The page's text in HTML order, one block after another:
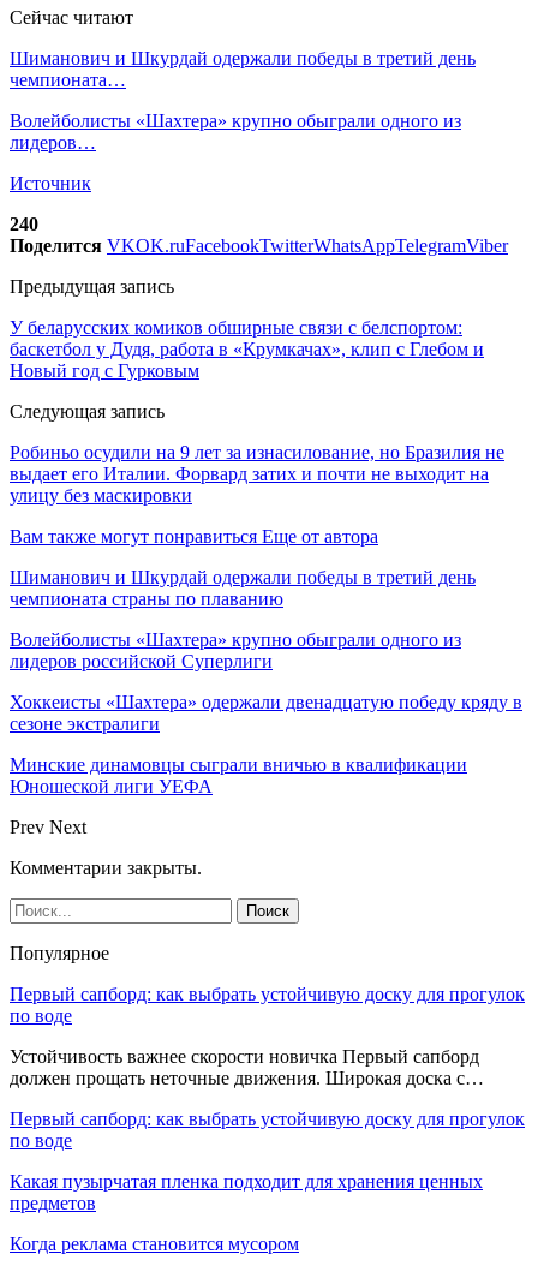
Сейчас читают
Шиманович и Шкурдай одержали победы в третий день
чемпионата…
Волейболисты «Шахтера» крупно обыграли одного из
лидеров…
Источник
240
Поделится VKOK.ruFacebookTwitterWhatsAppTelegramViber
Предыдущая запись
У беларусских комиков обширные связи с белспортом:
баскетбол у Дудя, работа в «Крумкачах», клип с Глебом и
Новый год с Гурковым
Следующая запись
Робиньо осудили на 9 лет за изнасилование, но Бразилия не
выдает его Италии. Форвард затих и почти не выходит на
улицу без маскировки
Вам также могут понравиться Еще от автора
Шиманович и Шкурдай одержали победы в третий день
чемпионата страны по плаванию
Волейболисты «Шахтера» крупно обыграли одного из
лидеров российской Суперлиги
Хоккеисты «Шахтера» одержали двенадцатую победу кряду в
сезоне экстралиги
Минские динамовцы сыграли вничью в квалификации
Юношеской лиги УЕФА
Prev Next
Комментарии закрыты.
Популярное
Первый сапборд: как выбрать устойчивую доску для прогулок
по воде
Устойчивость важнее скорости новичка Первый сапборд
должен прощать неточные движения. Широкая доска с…
Первый сапборд: как выбрать устойчивую доску для прогулок
по воде
Какая пузырчатая пленка подходит для хранения ценных
предметов
Когда реклама становится мусором